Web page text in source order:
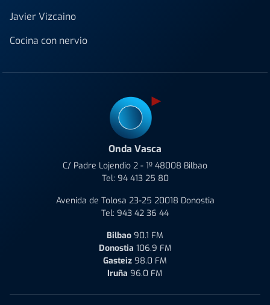
Javier Vizcaino
Cocina con nervio
Onda Vasca
C/ Padre Lojendio 2 - 1º 48008 Bilbao
Tel: 94 413 25 80
Avenida de Tolosa 23-25 20018 Donostia
Tel: 943 42 36 44
Bilbao 90.1 FM
Donostia 106.9 FM
Gasteiz 98.0 FM
Iruña 96.0 FM